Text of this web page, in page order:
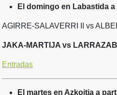
El domingo en Labastida
AGIRRE-SALAVERRI II vs
JAKA-MARTIJA vs
Entradas
El martes en Azkoitia a